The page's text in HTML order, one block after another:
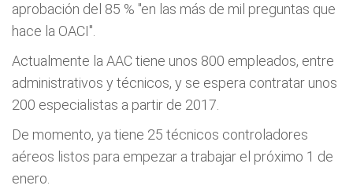
aprobación del 85 % "en las más de mil preguntas que
hace la OACI".
Actualmente la AAC tiene unos 800 empleados, entre
administrativos y técnicos, y se espera contratar unos
200 especialistas a partir de 2017.
De momento, ya tiene 25 técnicos controladores
aéreos listos para empezar a trabajar el próximo 1 de
enero.